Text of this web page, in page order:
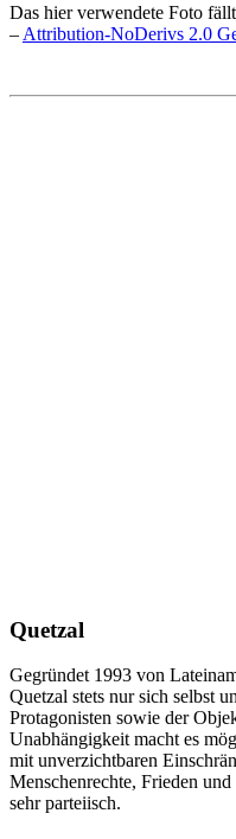
Das hier verwendete Foto
– Attribution-NoDerivs 2.0
Quetzal
Gegründet 1993 von
Quetzal stets nur sich selbst
Protagonisten sowie der
Unabhängigkeit macht es
mit unverzichtbaren
Menschenrechte, Frieden
sehr parteiisch.